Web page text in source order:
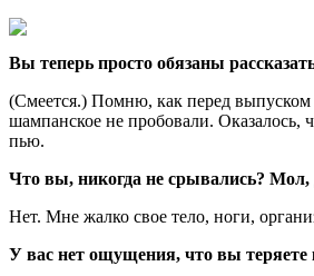
Вы теперь просто обязаны
(Смеется.) Помню, как перед выпуском
шампанское не пробовали. Оказалось,
пью.
Что вы, никогда не срывались? Мол,
Нет. Мне жалко свое тело, ноги,
У вас нет ощущения, что вы